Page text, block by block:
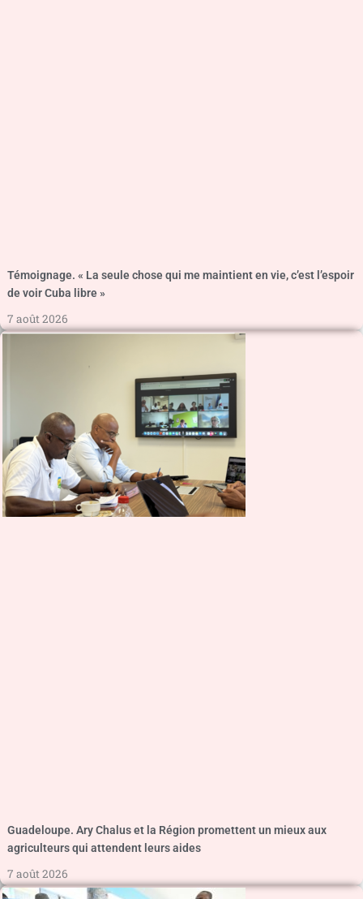
Témoignage. « La seule chose qui me maintient en vie, c’est l’espoir
de voir Cuba libre »
7 août 2026
Guadeloupe. Ary Chalus et la Région promettent un mieux aux
agriculteurs qui attendent leurs aides
7 août 2026